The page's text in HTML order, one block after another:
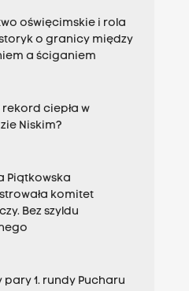
oświęcimskie i rola
o granicy między
a ściganiem
rekord ciepła w
Niskim?
Piątkowska
komitet
Bez szyldu
pary 1. rundy Pucharu